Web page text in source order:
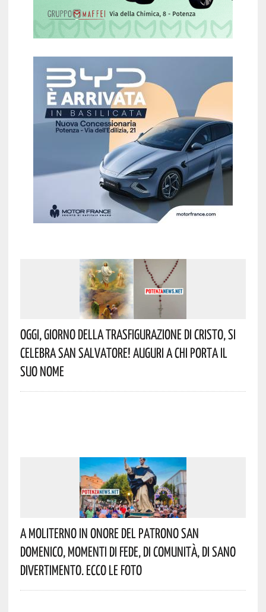
Oggi, Giorno Della Trasfigurazione Di Cristo, Si
Celebra San Salvatore! Auguri A Chi Porta Il
Suo Nome
A Moliterno In Onore Del Patrono San
Domenico, Momenti Di Fede, Di Comunità, Di Sano
Divertimento. Ecco Le Foto